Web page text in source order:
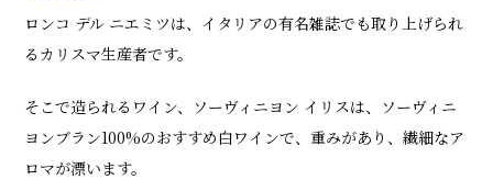
ロンコ デル ニエミツは、イタリアの有名雑誌でも取り上げられ
るカリスマ生産者です。
そこで造られるワイン、ソーヴィニヨン イリスは、ソーヴィニ
ヨンブラン100%のおすすめ白ワインで、重みがあり、繊細なア
ロマが漂います。